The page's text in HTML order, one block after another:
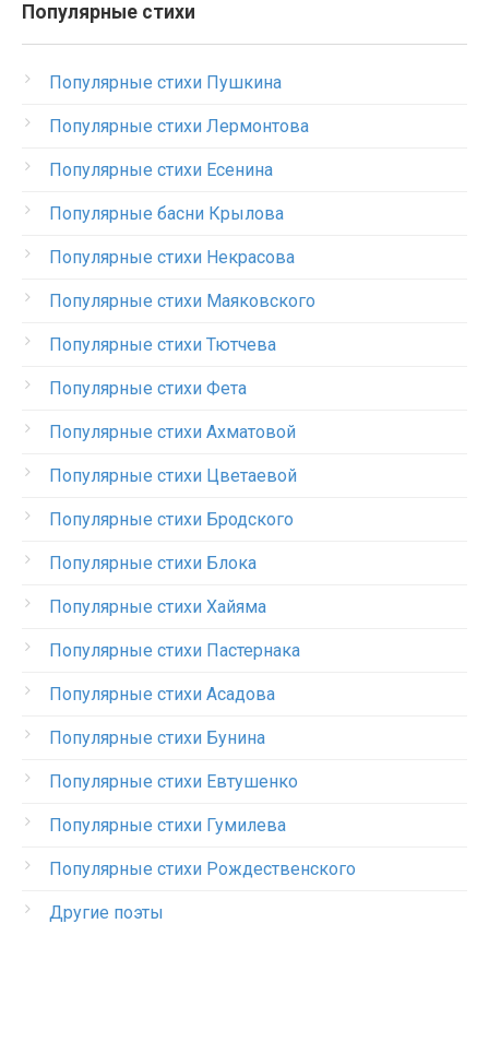
Популярные стихи
Популярные стихи Пушкина
Популярные стихи Лермонтова
Популярные стихи Есенина
Популярные басни Крылова
Популярные стихи Некрасова
Популярные стихи Маяковского
Популярные стихи Тютчева
Популярные стихи Фета
Популярные стихи Ахматовой
Популярные стихи Цветаевой
Популярные стихи Бродского
Популярные стихи Блока
Популярные стихи Хайяма
Популярные стихи Пастернака
Популярные стихи Асадова
Популярные стихи Бунина
Популярные стихи Евтушенко
Популярные стихи Гумилева
Популярные стихи Рождественского
Другие поэты